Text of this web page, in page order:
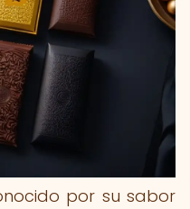
por su sabor